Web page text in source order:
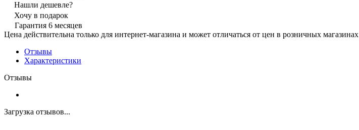
Нашли дешевле?
Хочу в подарок
Гарантия 6 месяцев
Цена действительна только для интернет-магазина и может отличаться от цен в розничных магазинах
Отзывы
Характеристики
Отзывы
Загрузка отзывов...